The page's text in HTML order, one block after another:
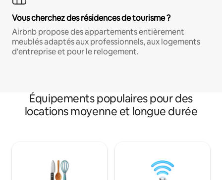
Vous cherchez des résidences de tourisme ?
Airbnb propose des appartements entièrement
meublés adaptés aux professionnels, aux logements
d'entreprise et pour le relogement.
Équipements populaires pour des
locations moyenne et longue durée